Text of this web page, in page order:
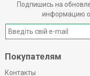
Подпишись на
информацию о
Покупателям
Контакты